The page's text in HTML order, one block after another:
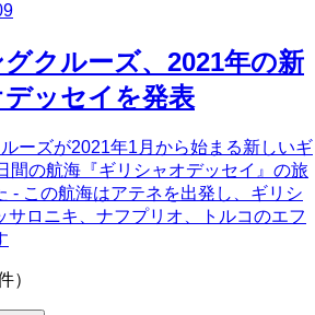
クルーズ、2021年の新
ッセイを発表
ーズが2021年1月から始まる新しいギ
間の航海『ギリシャオデッセイ』の旅
- この航海はアテネを出発し、ギリシ
サロニキ、ナフプリオ、トルコのエフ
）